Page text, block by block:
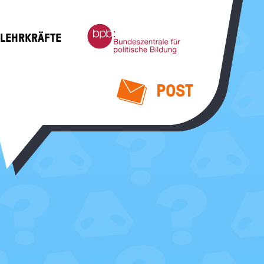
Bundeszentrale
für
politische
POST